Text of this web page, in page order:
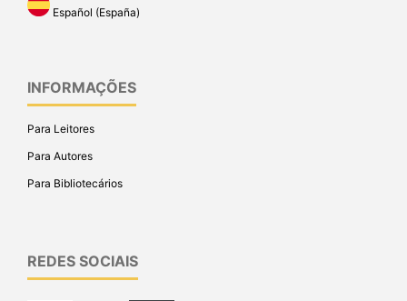
Español (España)
INFORMAÇÕES
Para Leitores
Para Autores
Para Bibliotecários
REDES SOCIAIS